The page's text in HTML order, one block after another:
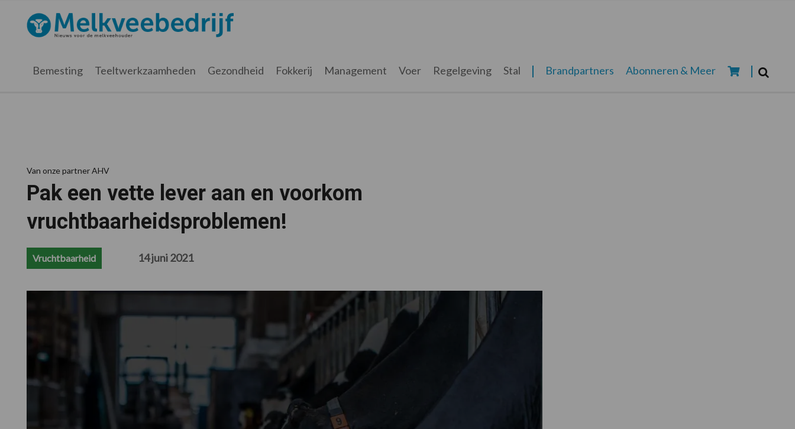
hoofdnavigatie
hoofd
eerste
voettekst
Melkveebedrijf.nl
Bemesting Teeltwerkzaamheden Gezondheid Fokkerij Management Voer Regelgeving Stal Brandpartners Abonneren & Meer
Van onze partner AHV
Pak een vette lever aan en voorkom
vruchtbaarheidsproblemen!
Vruchtbaarheid 14 juni 2021